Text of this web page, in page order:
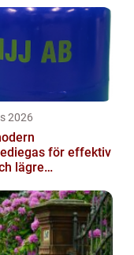
2026
för effektiv
lägre